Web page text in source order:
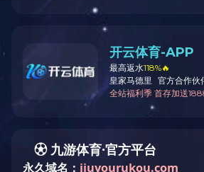
5＃金属双开口链
用途：
材质：